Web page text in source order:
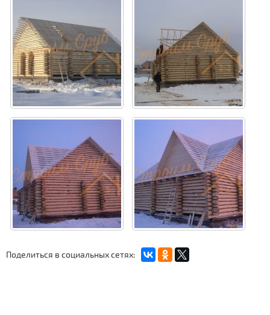
Поделиться в социальных сетях: